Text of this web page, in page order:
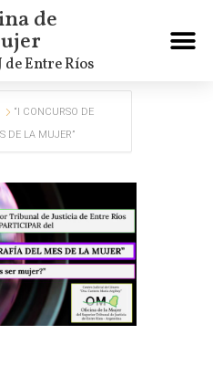
de
de Entre Ríos
“I CONCURSO DE
DE LA MUJER”